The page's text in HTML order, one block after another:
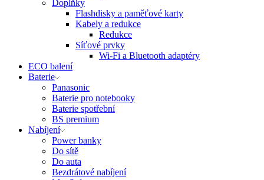
Doplňky
Flashdisky a paměťové karty
Kabely a redukce
Redukce
Síťové prvky
Wi-Fi a Bluetooth adaptéry
ECO balení
Baterie
Panasonic
Baterie pro notebooky
Baterie spotřební
BS premium
Nabíjení
Power banky
Do sítě
Do auta
Bezdrátové nabíjení